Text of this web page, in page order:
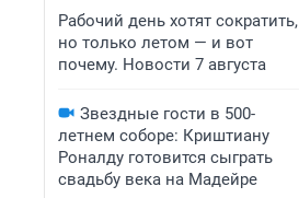
Рабочий день хотят сократить,
но только летом — и вот
почему. Новости 7 августа
Звездные гости в 500-
летнем соборе: Криштиану
Роналду готовится сыграть
свадьбу века на Мадейре